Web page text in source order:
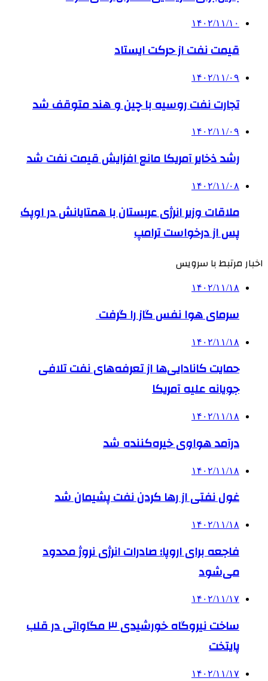
۱۴۰۲/۱۱/۱۰
قیمت نفت از حرکت ایستاد
۱۴۰۲/۱۱/۰۹
تجارت نفت روسیه با چین و هند متوقف شد
۱۴۰۲/۱۱/۰۹
رشد ذخایر آمریکا مانع افزایش قیمت نفت شد
۱۴۰۲/۱۱/۰۸
ملاقات وزیر انرژی عربستان با همتایانش در اوپک
پس از درخواست ترامپ
اخبار مرتبط با سرویس
۱۴۰۲/۱۱/۱۸
سرمای هوا نفس گاز را گرفت
۱۴۰۲/۱۱/۱۸
حمایت کانادایی‌ها از تعرفه‌های نفت تلافی
جویانه علیه آمریکا
۱۴۰۲/۱۱/۱۸
درآمد هواوی خیره‌کننده شد
۱۴۰۲/۱۱/۱۸
غول نفتی از رها کردن نفت پشیمان شد
۱۴۰۲/۱۱/۱۸
فاجعه برای اروپا؛ صادرات انرژی نروژ محدود
می‌شود
۱۴۰۲/۱۱/۱۷
ساخت نیروگاه خورشیدی ۳ مگاواتی در قلب
پایتخت
۱۴۰۲/۱۱/۱۷